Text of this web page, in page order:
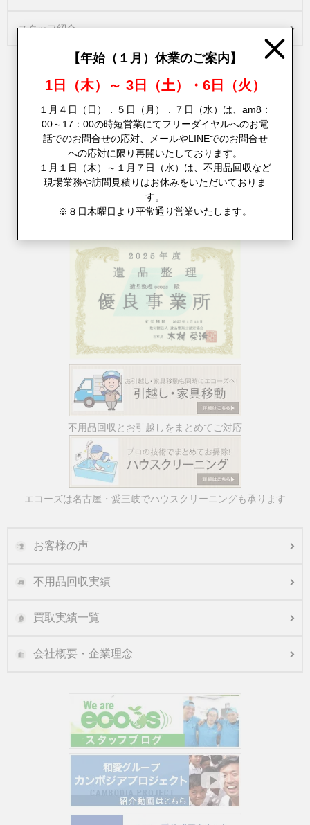
スタッフ紹介
不用品回収とお引越しをまとめてご対応
エコーズは名古屋・愛三岐でハウスクリーニングも承ります
お客様の声
不用品回収実績
買取実績一覧
会社概要・企業理念
【年始（１月）休業のご案内】
1日（木）～ 3日（土）・6日（火）
１月４日（日）．５日（月）．７日（水）は、am8：
00～17：00の時短営業にてフリーダイヤルへのお電
話でのお問合せの応対、メールやLINEでのお問合せ
への応対に限り再開いたしております。
１月１日（木）～１月７日（水）は、不用品回収など
現場業務や訪問見積りはお休みをいただいておりま
す。
※８日木曜日より平常通り営業いたします。
Close